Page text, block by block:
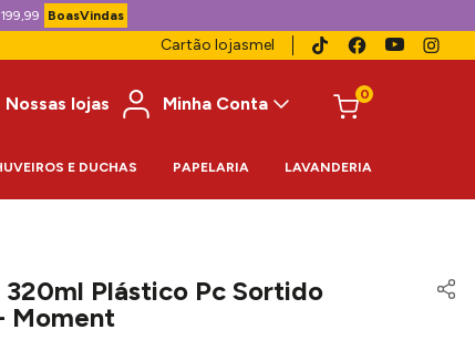
BoasVindas
Cartão lojasmel
Nossas lojas
Minha Conta 0
E DUCHAS PAPELARIA LAVANDERIA
Plástico Pc Sortido
Moment